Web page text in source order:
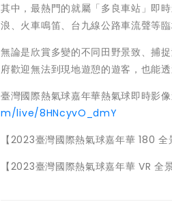
其中，最熱門的就屬「多良車站」即
浪、火車鳴笛、台九線公路車流聲等
無論是欣賞多變的不同田野景致、捕
府歡迎無法到現地遊憩的遊客，也
臺灣國際熱氣球嘉年華熱氣球即時影
m/live/8HNcyvO_dmY
【2023臺灣國際熱氣球嘉年華 180 全
【2023臺灣國際熱氣球嘉年華 VR 全